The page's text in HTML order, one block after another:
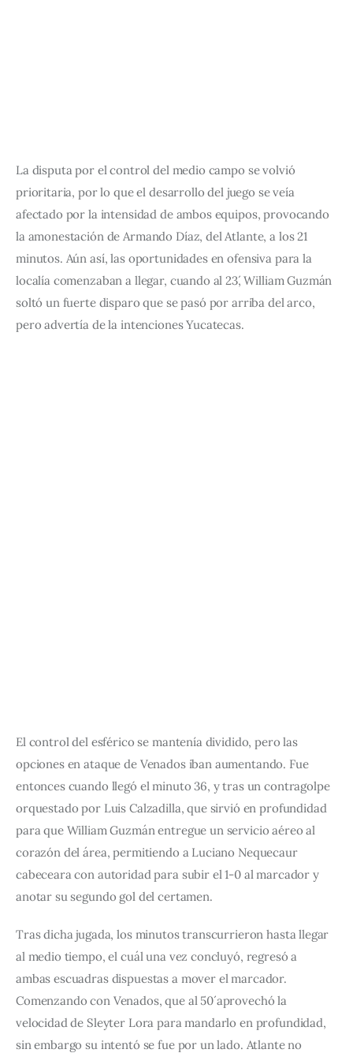
La disputa por el control del medio campo se volvió
prioritaria, por lo que el desarrollo del juego se veía
afectado por la intensidad de ambos equipos, provocando
la amonestación de Armando Díaz, del Atlante, a los 21
minutos. Aún así, las oportunidades en ofensiva para la
localía comenzaban a llegar, cuando al 23´, William Guzmán
soltó un fuerte disparo que se pasó por arriba del arco,
pero advertía de la intenciones Yucatecas.
El control del esférico se mantenía dividido, pero las
opciones en ataque de Venados iban aumentando. Fue
entonces cuando llegó el minuto 36, y tras un contragolpe
orquestado por Luis Calzadilla, que sirvió en profundidad
para que William Guzmán entregue un servicio aéreo al
corazón del área, permitiendo a Luciano Nequecaur
cabeceara con autoridad para subir el 1-0 al marcador y
anotar su segundo gol del certamen.
Tras dicha jugada, los minutos transcurrieron hasta llegar
al medio tiempo, el cuál una vez concluyó, regresó a
ambas escuadras dispuestas a mover el marcador.
Comenzando con Venados, que al 50´ aprovechó la
velocidad de Sleyter Lora para mandarlo en profundidad,
sin embargo su intentó se fue por un lado. Atlante no